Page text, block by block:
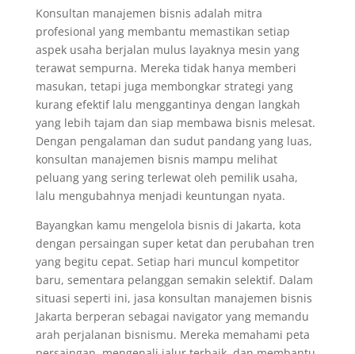
Konsultan manajemen bisnis adalah mitra
profesional yang membantu memastikan setiap
aspek usaha berjalan mulus layaknya mesin yang
terawat sempurna. Mereka tidak hanya memberi
masukan, tetapi juga membongkar strategi yang
kurang efektif lalu menggantinya dengan langkah
yang lebih tajam dan siap membawa bisnis melesat.
Dengan pengalaman dan sudut pandang yang luas,
konsultan manajemen bisnis mampu melihat
peluang yang sering terlewat oleh pemilik usaha,
lalu mengubahnya menjadi keuntungan nyata.
Bayangkan kamu mengelola bisnis di Jakarta, kota
dengan persaingan super ketat dan perubahan tren
yang begitu cepat. Setiap hari muncul kompetitor
baru, sementara pelanggan semakin selektif. Dalam
situasi seperti ini, jasa konsultan manajemen bisnis
Jakarta berperan sebagai navigator yang memandu
arah perjalanan bisnismu. Mereka memahami peta